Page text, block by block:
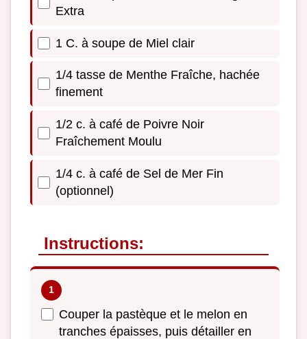
Extra
1 C. à soupe de Miel clair
1/4 tasse de Menthe Fraîche, hachée
finement
1/2 c. à café de Poivre Noir
Fraîchement Moulu
1/4 c. à café de Sel de Mer Fin
(optionnel)
Instructions:
Couper la pastèque et le melon en
tranches épaisses, puis détailler en